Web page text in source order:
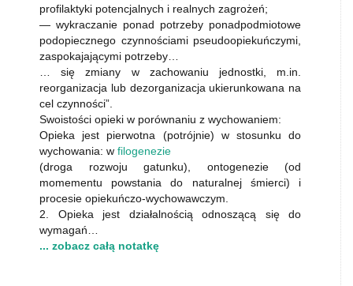
profilaktyki potencjalnych i realnych zagrożeń;
— wykraczanie ponad potrzeby ponadpodmiotowe
podopiecznego czynnościami pseudoopiekuńczymi,
zaspokajającymi potrzeby…
… się zmiany w zachowaniu jednostki, m.in.
reorganizacja lub dezorganizacja ukierunkowana na
cel czynności”.
Swoistości opieki w porównaniu z wychowaniem:
Opieka jest pierwotna (potrójnie) w stosunku do
wychowania: w filogenezie
(droga rozwoju gatunku), ontogenezie (od
momementu powstania do naturalnej śmierci) i
procesie opiekuńczo-wychowawczym.
2. Opieka jest działalnością odnoszącą się do
wymagań…
... zobacz całą notatkę